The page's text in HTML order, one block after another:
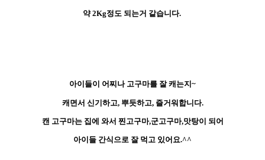
약 2Kg정도 되는거 같습니다.
아이들이 어찌나 고구마를 잘 캐는지~
캐면서 신기하고, 뿌듯하고, 즐거워합니다.
캔 고구마는 집에 와서 찐고구마,군고구마,맛탕이 되어
아이들 간식으로 잘 먹고 있어요.^^